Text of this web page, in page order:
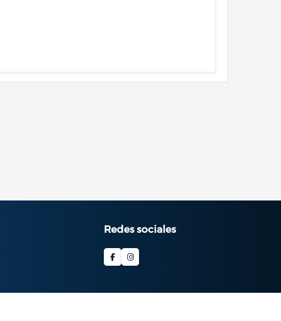
Redes sociales